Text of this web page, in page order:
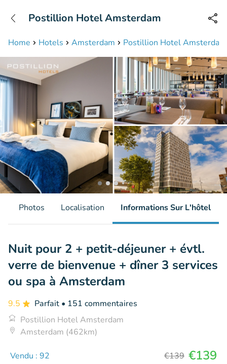
Disponible jusqu'à 23:00 heures
Home Hotels Amsterdam Postillion Hotel Amsterdam
Postillion Hotel Amsterdam
Photos Localisation Informations Sur L'hôtel
Nuit pour 2 + petit-déjeuner + évtl.
verre de bienvenue + dîner 3 services
ou spa à Amsterdam
9.5 Parfait • 151 commentaires
Postillion Hotel Amsterdam
Amsterdam (462km)
Vendu : 92 €139 €139